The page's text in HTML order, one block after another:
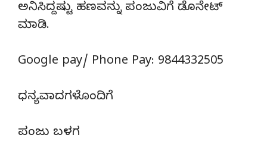
ಅನಿಸಿದ್ದಷ್ಟು ಹಣವನ್ನು ಪಂಜುವಿಗೆ ಡೊನೇಟ್‌
ಮಾಡಿ.
Google pay/ Phone Pay: 9844332505
ಧನ್ಯವಾದಗಳೊಂದಿಗೆ
ಪಂಜು ಬಳಗ